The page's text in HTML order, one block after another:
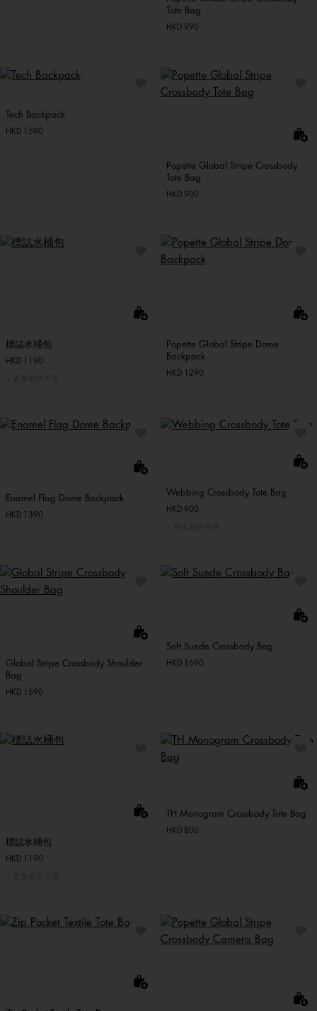
Tote Bag
HKD 990
Tech Backpack
HKD 1590
Popette Global Stripe Crossbody
Tote Bag
HKD 900
標誌水桶包
HKD 1190
Popette Global Stripe Dome
Backpack
HKD 1290
Enamel Flag Dome Backpack
HKD 1390
Webbing Crossbody Tote Bag
HKD 900
Global Stripe Crossbody Shoulder
Bag
HKD 1690
Soft Suede Crossbody Bag
HKD 1690
標誌水桶包
HKD 1190
TH Monogram Crossbody Tote Bag
HKD 800